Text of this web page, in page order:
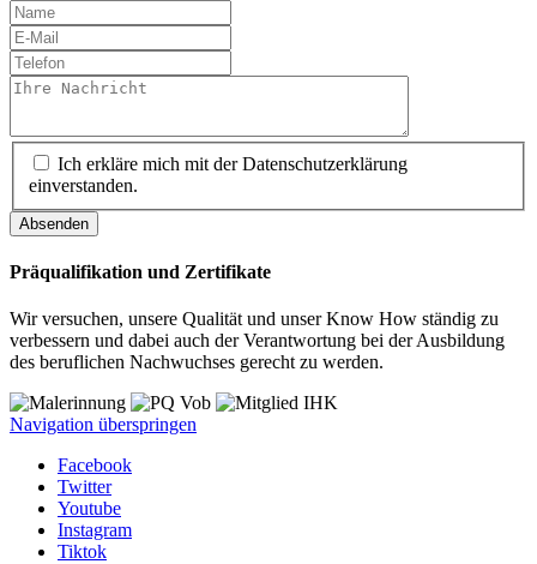
Ich erkläre mich mit der Datenschutzerklärung
einverstanden.
Absenden
Präqualifikation und Zertifikate
Wir versuchen, unsere Qualität und unser Know How ständig zu
verbessern und dabei auch der Verantwortung bei der Ausbildung
des beruflichen Nachwuchses gerecht zu werden.
Navigation überspringen
Facebook
Twitter
Youtube
Instagram
Tiktok